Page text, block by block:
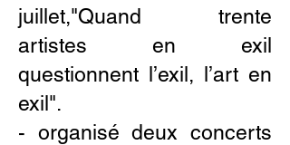
juillet,"Quand trente
artistes en exil
questionnent l’exil, l’art en
exil".
- organisé deux concerts